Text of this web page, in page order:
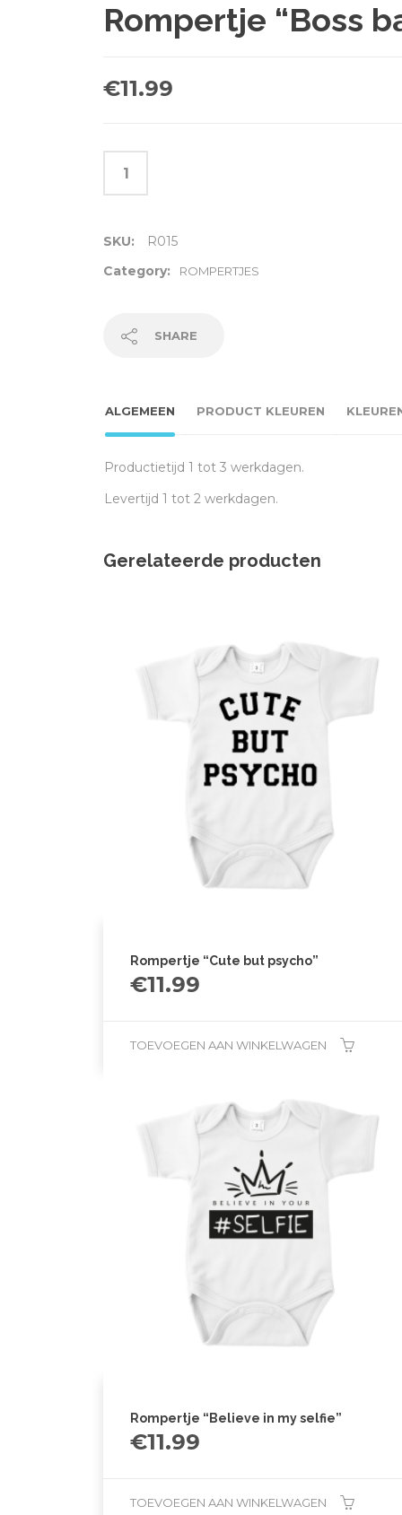
Rompertje “Boss
€11.99
SKU:
R015
Category:
ROMPERTJES
SHARE
ALGEMEEN PRODUCT KLEUREN
Productietijd 1 tot 3 werkdagen.
Levertijd 1 tot 2 werkdagen.
Gerelateerde producten
Rompertje “Cute but psycho”
€11.99
TOEVOEGEN AAN WINKELWAGEN
Rompertje “Believe in my selfie”
€11.99
TOEVOEGEN AAN WINKELWAGEN